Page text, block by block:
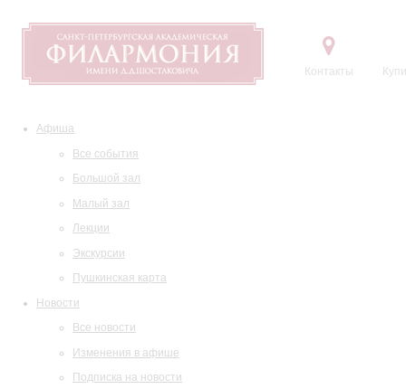
Контакты
Афиша
Все события
Большой зал
Малый зал
Лекции
Экскурсии
Пушкинская карта
Новости
Все новости
Изменения в афише
Подписка на новости